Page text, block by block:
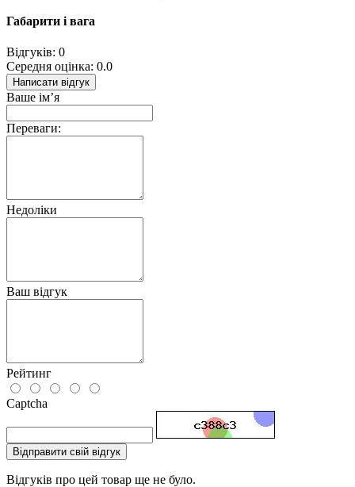
Габарити і вага
Відгуків: 0
Середня оцінка: 0.0
Написати відгук
Ваше ім’я
Переваги:
Недоліки
Ваш відгук
Рейтинг
Captcha
Відправити свій відгук
Відгуків про цей товар ще не було.